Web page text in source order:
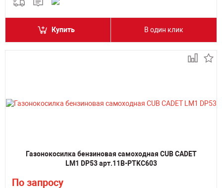
Купить В один клик
Газонокосилка бензиновая самоходная CUB CADET
LM1 DP53 арт.11B-PTKC603
По запросу